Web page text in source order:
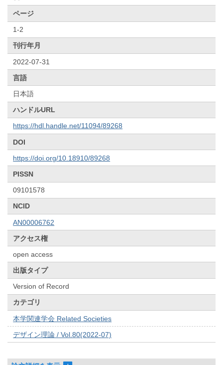
ページ
1-2
刊行年月
2022-07-31
言語
日本語
ハンドルURL
https://hdl.handle.net/11094/89268
DOI
https://doi.org/10.18910/89268
PISSN
09101578
NCID
AN00006762
アクセス権
open access
出版タイプ
Version of Record
カテゴリ
本学関連学会 Related Societies
デザイン理論 / Vol.80(2022-07)